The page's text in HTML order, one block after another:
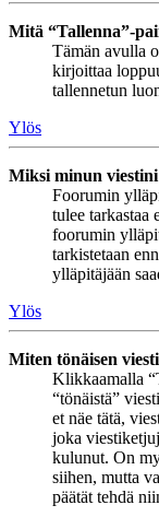
Mitä “Tallenna”-
Tämän avulla
kirjoittaa
tallennetun
Ylös
Miksi minun
Foorumin
tulee tarkastaa
foorumin
tarkistetaan
ylläpitäjään
Ylös
Miten tönäisen
Klikkaamalla
“tönäistä”
et näe tätä,
joka
kulunut. On
siihen, mutta
päätät tehdä